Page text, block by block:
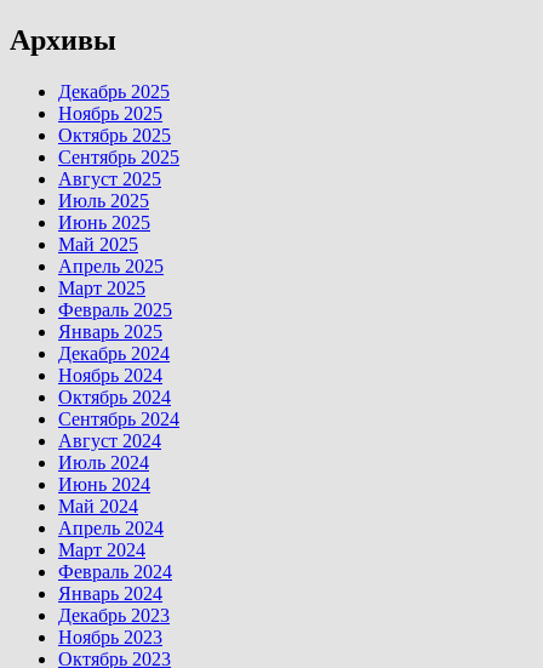
Архивы
Декабрь 2025
Ноябрь 2025
Октябрь 2025
Сентябрь 2025
Август 2025
Июль 2025
Июнь 2025
Май 2025
Апрель 2025
Март 2025
Февраль 2025
Январь 2025
Декабрь 2024
Ноябрь 2024
Октябрь 2024
Сентябрь 2024
Август 2024
Июль 2024
Июнь 2024
Май 2024
Апрель 2024
Март 2024
Февраль 2024
Январь 2024
Декабрь 2023
Ноябрь 2023
Октябрь 2023